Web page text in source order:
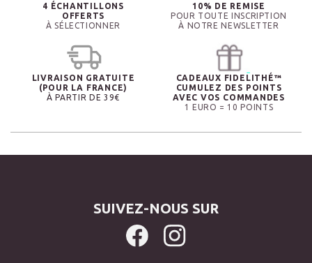
4 ÉCHANTILLONS
OFFERTS
À SÉLECTIONNER
10% DE REMISE
POUR TOUTE INSCRIPTION
À NOTRE NEWSLETTER
LIVRAISON GRATUITE
(POUR LA FRANCE)
À PARTIR DE 39€
CADEAUX FIDELITHÉ™
CUMULEZ DES POINTS
AVEC VOS COMMANDES
1 EURO = 10 POINTS
SUIVEZ-NOUS SUR